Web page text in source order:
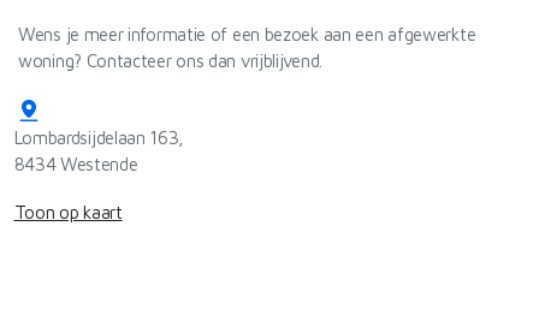
Wens je meer informatie of een bezoek aan een afgewerkte
woning? Contacteer ons dan vrijblijvend.
Lombardsijdelaan 163,
8434 Westende
Toon op kaart